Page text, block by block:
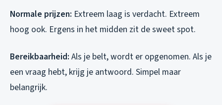
Normale prijzen: Extreem laag is verdacht. Extreem
hoog ook. Ergens in het midden zit de sweet spot.
Bereikbaarheid: Als je belt, wordt er opgenomen. Als je
een vraag hebt, krijg je antwoord. Simpel maar
belangrijk.